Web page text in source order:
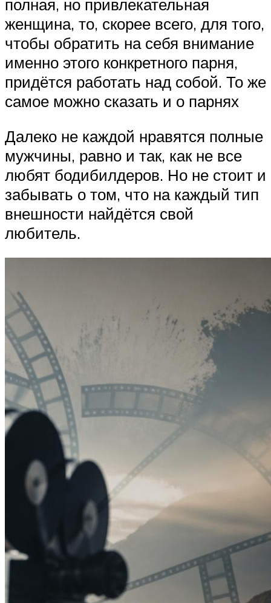
полная, но привлекательная
женщина, то, скорее всего, для того,
чтобы обратить на себя внимание
именно этого конкретного парня,
придётся работать над собой. То же
самое можно сказать и о парнях
Далеко не каждой нравятся полные
мужчины, равно и так, как не все
любят бодибилдеров. Но не стоит и
забывать о том, что на каждый тип
внешности найдётся свой
любитель.